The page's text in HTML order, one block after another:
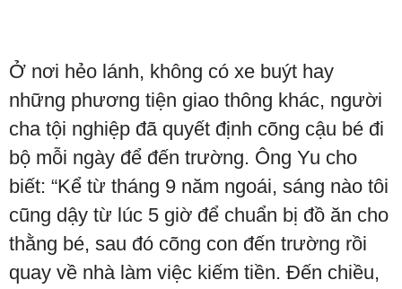
Ở nơi hẻo lánh, không có xe buýt hay
những phương tiện giao thông khác, người
cha tội nghiệp đã quyết định cõng cậu bé đi
bộ mỗi ngày để đến trường. Ông Yu cho
biết: “Kể từ tháng 9 năm ngoái, sáng nào tôi
cũng dậy từ lúc 5 giờ để chuẩn bị đồ ăn cho
thằng bé, sau đó cõng con đến trường rồi
quay về nhà làm việc kiếm tiền. Đến chiều,